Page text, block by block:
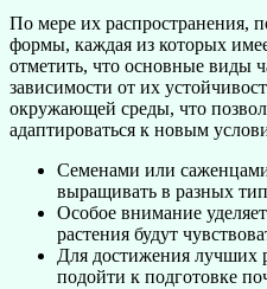
По мере их распространения,
формы, каждая из которых
отметить, что основные виды
зависимости от их
окружающей среды, что
адаптироваться к новым
Семенами или
выращивать в разных
Особое внимание
растения будут
Для достижения лучших
подойти к подготовке